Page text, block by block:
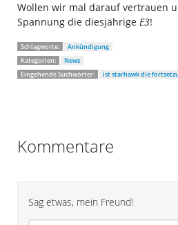
Wollen wir mal darauf vertrauen
Spannung die diesjährige E3!
Schlagworte:
Ankündigung
Kategorien:
News
Eingehende Suchwörter:
ist starhawk die
Kommentare
Sag etwas, mein Freund!